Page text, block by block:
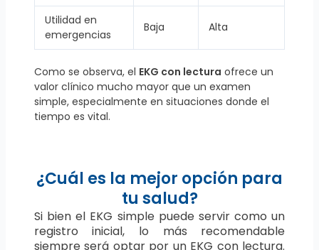
Utilidad en
emergencias
Baja Alta
Como se observa, el EKG con lectura ofrece un
valor clínico mucho mayor que un examen
simple, especialmente en situaciones donde el
tiempo es vital.
¿Cuál es la mejor opción para
tu salud?
Si bien el EKG simple puede servir como un
registro inicial, lo más recomendable
siempre será optar por un EKG con lectura.